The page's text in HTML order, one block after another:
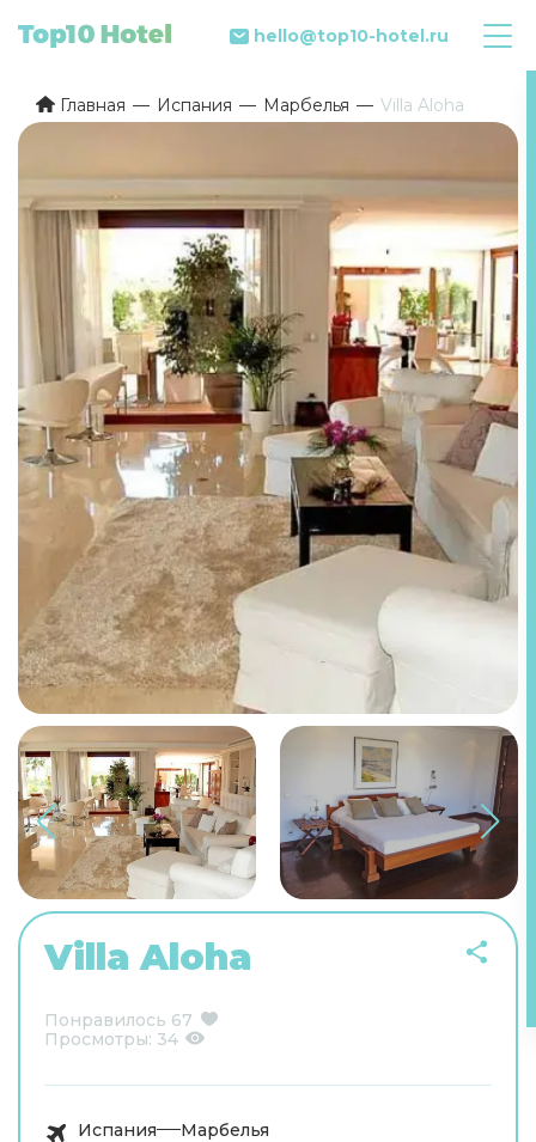
hello@top10-hotel.ru
Главная Испания Марбелья Villa Aloha
Villa Aloha
Понравилось 67
Просмотры: 34
Испания Марбелья